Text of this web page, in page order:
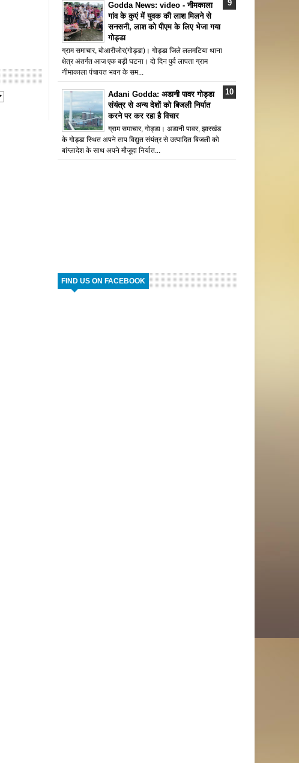
Godda News: video - नीमकाला
गांव के कुएं में युवक की लाश मिलने से
सनसनी, लाश को पीएम के लिए भेजा गया
गोड्डा
ग्राम समाचार, बोआरीजोर(गोड्डा)। गोड्डा जिले ललमटिया थाना
क्षेत्र अंतर्गत आज एक बड़ी घटना। दो दिन पुर्व लापता ग्राम
नीमाकाला पंचायत भवन के सम...
Adani Godda: अडानी पावर गोड्डा
संयंत्र से अन्य देशों को बिजली निर्यात
करने पर कर रहा है विचार
ग्राम समाचार, गोड्डा। अडानी पावर, झारखंड
के गोड्डा स्थित अपने ताप विद्युत संयंत्र से उत्पादित बिजली को
बांग्लादेश के साथ अपने मौजूदा निर्यात...
FIND US ON FACEBOOK